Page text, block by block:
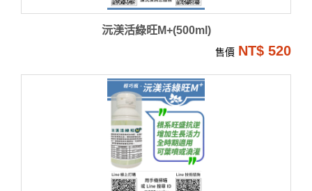
沅渼活綠旺M+(500ml)
售價 NT$ 520